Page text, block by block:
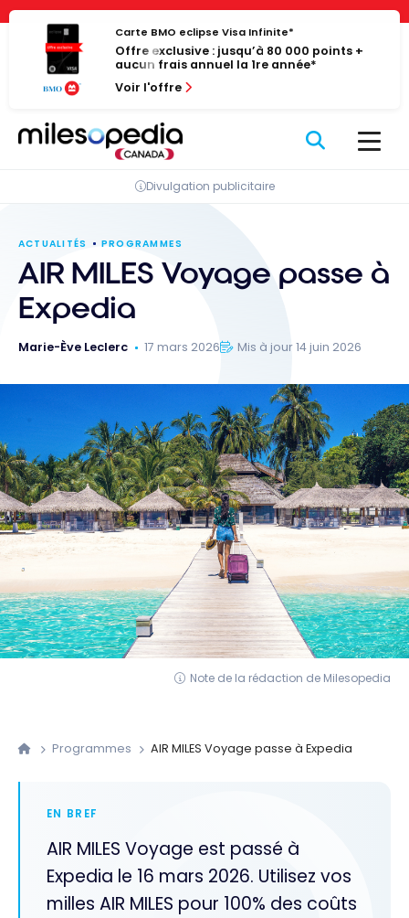
Panneau de gestion des cookies
Passer
contenu
Carte BMO eclipse Visa Infinite*
Offre exclusive : jusqu’à 80 000 points +
aucun frais annuel la 1re année*
Voir l'offre
Divulgation publicitaire
ACTUALITÉS PROGRAMMES
AIR MILES Voyage passe à
Expedia
Marie-Ève Leclerc 17 mars 2026 Mis à jour 14 juin 2026
Note de la rédaction de Milesopedia
Programmes AIR MILES Voyage passe à Expedia
EN BREF
AIR MILES Voyage est passé à
Expedia le 16 mars 2026. Utilisez vos
milles AIR MILES pour 100% des coûts